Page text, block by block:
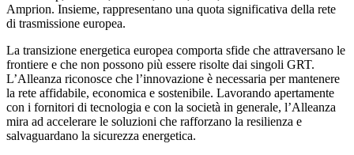
Amprion. Insieme, rappresentano una quota significativa della rete
di trasmissione europea.
La transizione energetica europea comporta sfide che attraversano le
frontiere e che non possono più essere risolte dai singoli GRT.
L’Alleanza riconosce che l’innovazione è necessaria per mantenere
la rete affidabile, economica e sostenibile. Lavorando apertamente
con i fornitori di tecnologia e con la società in generale, l’Alleanza
mira ad accelerare le soluzioni che rafforzano la resilienza e
salvaguardano la sicurezza energetica.